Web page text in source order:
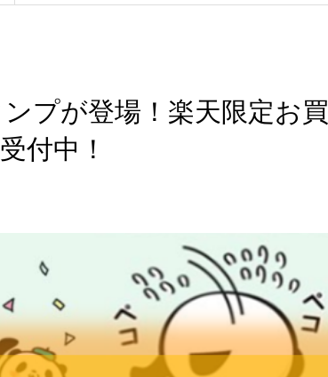
プが登場！楽天限定お買
付中！